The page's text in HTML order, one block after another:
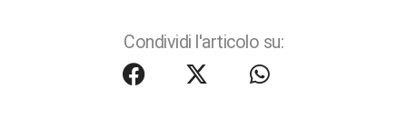
Condividi l'articolo su: